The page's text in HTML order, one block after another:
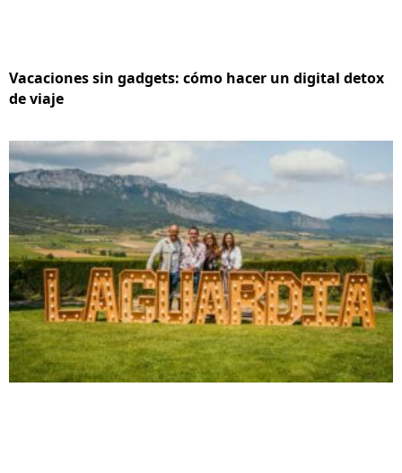
Vacaciones sin gadgets: cómo hacer un digital detox
de viaje